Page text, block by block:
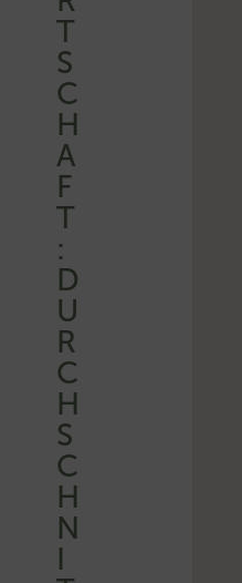
T
S
C
H
A
F
T
:
D
U
R
C
H
S
C
H
N
I